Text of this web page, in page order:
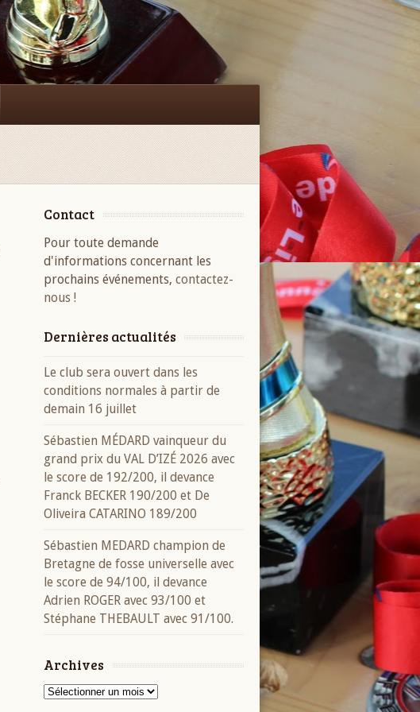
Contact
Pour toute demande
d'informations concernant les
prochains événements, contactez-
nous !
Dernières actualités
Le club sera ouvert dans les
conditions normales à partir de
demain 16 juillet
Sébastien MÉDARD vainqueur du
grand prix du VAL D’IZÉ 2026 avec
le score de 192/200, il devance
Franck BECKER 190/200 et De
Oliveira CATARINO 189/200
Sébastien MEDARD champion de
Bretagne de fosse universelle avec
le score de 94/100, il devance
Adrien ROGER avec 93/100 et
Stéphane THEBAULT avec 91/100.
Archives
Archives